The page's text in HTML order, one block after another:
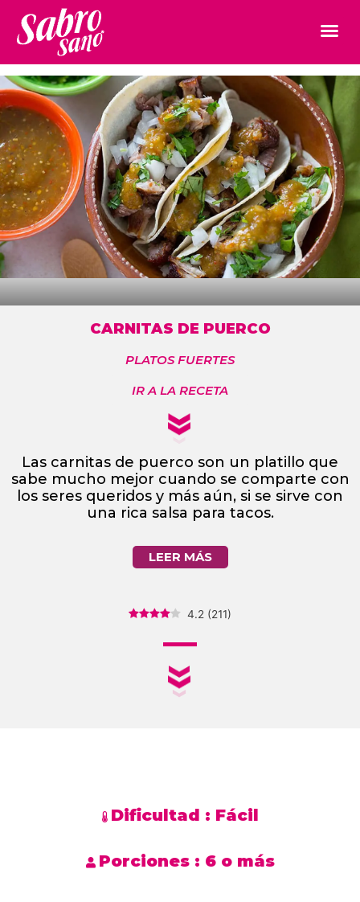
CARNITAS DE PUERCO
PLATOS FUERTES
IR A LA RECETA
Las carnitas de puerco son un platillo que
sabe mucho mejor cuando se comparte con
los seres queridos y más aún, si se sirve con
una rica salsa para tacos.
LEER MÁS
4.2 (211)
Dificultad : Fácil
Porciones : 6 o más